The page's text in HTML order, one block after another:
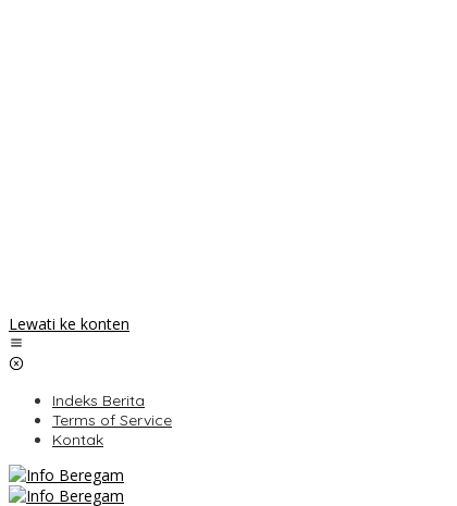
Lewati ke konten
Indeks Berita
Terms of Service
Kontak